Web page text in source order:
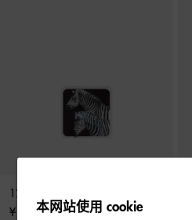
12 个纸质杯垫套装
¥ 800本网站使用 cookie